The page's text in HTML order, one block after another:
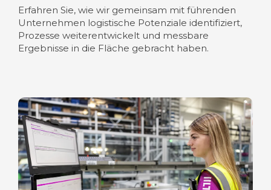
Erfahren Sie, wie wir gemeinsam mit führenden
Unternehmen logistische Potenziale identifiziert,
Prozesse weiterentwickelt und messbare
Ergebnisse in die Fläche gebracht haben.